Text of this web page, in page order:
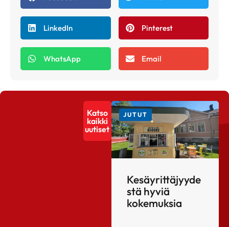
LinkedIn Pinterest
WhatsApp Email
Katso
kaikki
uutiset
JUTUT
Kesäyrittäjyyde
stä hyviä
kokemuksia